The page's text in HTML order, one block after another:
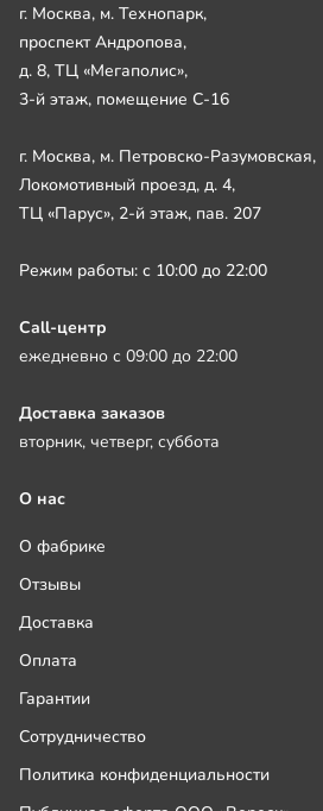
г. Москва, м. Технопарк,
проспект Андропова,
д. 8, ТЦ «Мегаполис»,
3-й этаж, помещение С-16
г. Москва, м. Петровско-Разумовская,
Локомотивный проезд, д. 4,
ТЦ «Парус», 2-й этаж, пав. 207
Режим работы: с 10:00 до 22:00
Call-центр
ежедневно с 09:00 до 22:00
Доставка заказов
вторник, четверг, суббота
О нас
О фабрике
Отзывы
Доставка
Оплата
Гарантии
Сотрудничество
Политика конфиденциальности